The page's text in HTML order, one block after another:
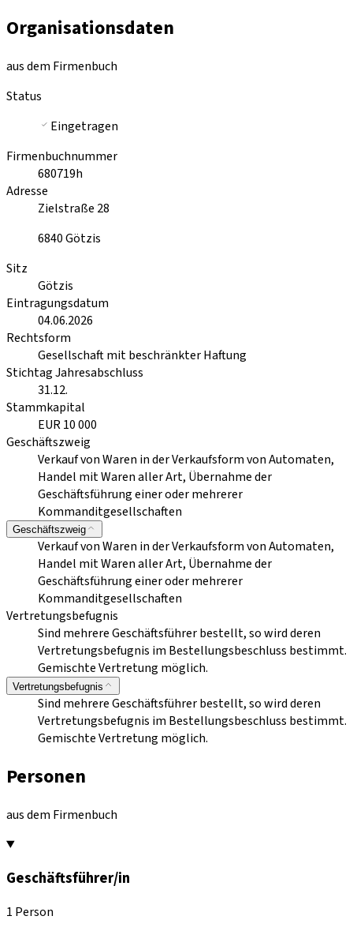
Organisationsdaten
aus dem Firmenbuch
Status
Eingetragen
Firmenbuchnummer
680719h
Adresse
Zielstraße 28
6840Götzis
Sitz
Götzis
Eintragungsdatum
04.06.2026
Rechtsform
Gesellschaft mit beschränkter Haftung
Stichtag Jahresabschluss
31.12.
Stammkapital
EUR 10 000
Geschäftszweig
Verkauf von Waren in der Verkaufsform von Automaten,
Handel mit Waren aller Art, Übernahme der
Geschäftsführung einer oder mehrerer
Kommanditgesellschaften
Geschäftszweig
Verkauf von Waren in der Verkaufsform von Automaten,
Handel mit Waren aller Art, Übernahme der
Geschäftsführung einer oder mehrerer
Kommanditgesellschaften
Vertretungsbefugnis
Sind mehrere Geschäftsführer bestellt, so wird deren
Vertretungsbefugnis im Bestellungsbeschluss bestimmt.
Gemischte Vertretung möglich.
Vertretungsbefugnis
Sind mehrere Geschäftsführer bestellt, so wird deren
Vertretungsbefugnis im Bestellungsbeschluss bestimmt.
Gemischte Vertretung möglich.
Personen
aus dem Firmenbuch
Geschäftsführer/in
1 Person